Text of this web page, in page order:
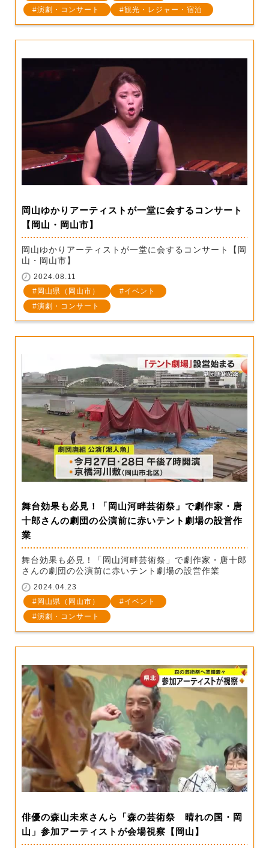
演劇・コンサート
観光・レジャー・宿泊
岡山ゆかりアーティストが一堂に会するコンサート
【岡山・岡山市】
岡山ゆかりアーティストが一堂に会するコンサート【岡
山・岡山市】
2024.08.11
岡山県（岡山市）
イベント
演劇・コンサート
舞台効果も必見！「岡山河畔芸術祭」で劇作家・唐
十郎さんの劇団の公演前に赤いテント劇場の設営作
業
舞台効果も必見！「岡山河畔芸術祭」で劇作家・唐十郎
さんの劇団の公演前に赤いテント劇場の設営作業
2024.04.23
岡山県（岡山市）
イベント
演劇・コンサート
俳優の森山未來さんら「森の芸術祭 晴れの国・岡
山」参加アーティストが会場視察【岡山】